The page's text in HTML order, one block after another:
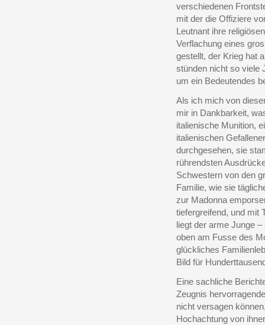
verschiedenen
mit der die Offiziere
Leutnant ihre
Verflachung eines
gestellt, der Krieg hat
stünden nicht so viele
um ein Bedeutendes
Als ich mich von
mir in Dankbarkeit,
italienische Munition,
italienischen
durchgesehen, sie
rührendsten
Schwestern von den
Familie, wie sie
zur Madonna
tiefergreifend, und mit
liegt der arme Junge
oben am Fusse des
glückliches
Bild für
Eine sachliche
Zeugnis
nicht versagen
Hochachtung von